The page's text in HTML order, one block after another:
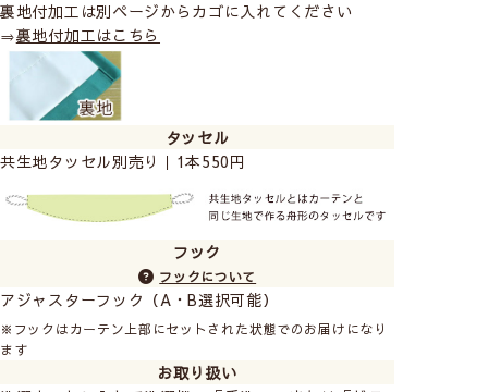
裏地付加工は別ページからカゴに入れてください
⇒裏地付加工はこちら
タッセル
共生地タッセル別売り｜1本550円
フック
フックについて
アジャスターフック（A・B選択可能）
※フックはカーテン上部にセットされた状態でのお届けになり
ます
お取り扱い